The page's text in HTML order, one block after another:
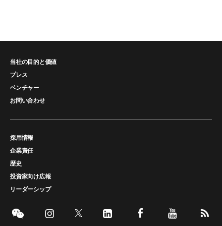
当社の目的と価値
プレス
ベンチャー
お問い合わせ
採用情報
企業責任
歴史
投資家向け広報
リーダーシップ